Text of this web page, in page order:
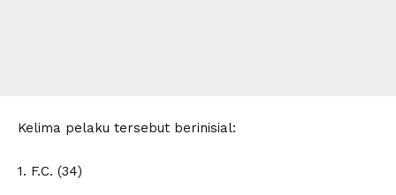
Kelima pelaku tersebut berinisial:
1. F.C. (34)